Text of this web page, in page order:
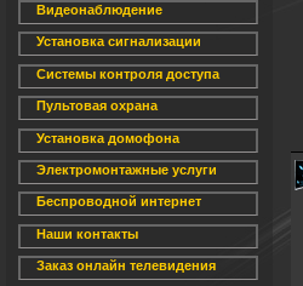
Видеонаблюдение
Установка сигнализации
Системы контроля доступа
Пультовая охрана
Установка домофона
Электромонтажные услуги
Беспроводной интернет
Наши контакты
Заказ онлайн телевидения